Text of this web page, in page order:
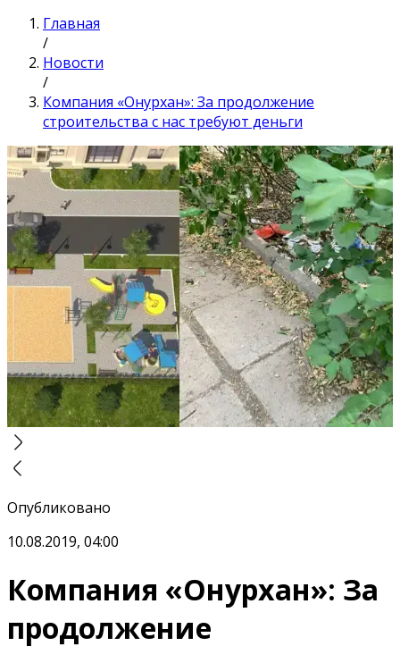
Главная
/
Новости
/
Компания «Онурхан»: За продолжение
строительства с нас требуют деньги
Опубликовано
10.08.2019, 04:00
Компания «Онурхан»: За
продолжение